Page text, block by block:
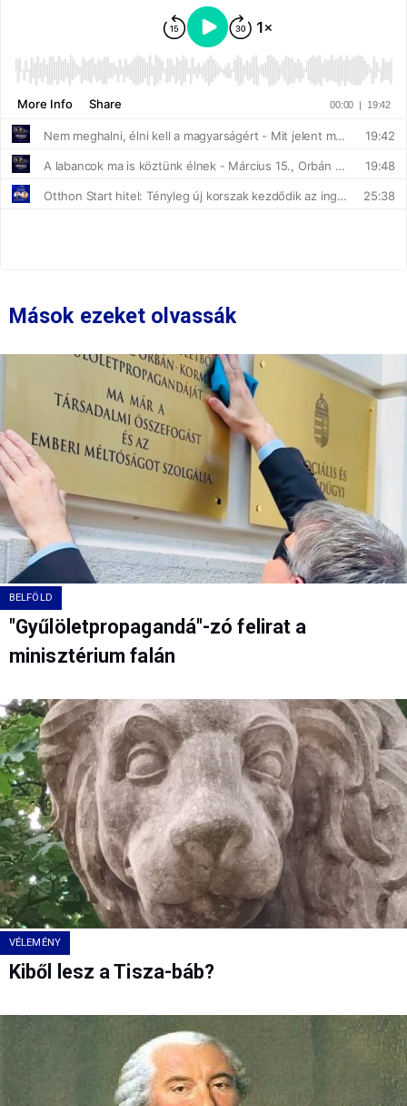
Mások ezeket olvassák
BELFÖLD
"Gyűlöletpropagandá"-zó felirat a
minisztérium falán
VÉLEMÉNY
Kiből lesz a Tisza-báb?